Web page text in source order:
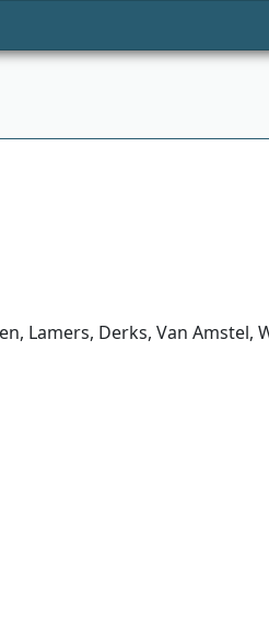
Derks, Van Amstel,